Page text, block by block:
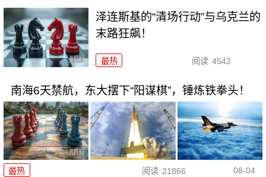
泽连斯基的“清场行动”与乌克兰的
末路狂飙！
最热 阅读 4542
南海6天禁航，东大摆下“阳谋棋”，锤炼铁拳头！
最热 阅读 21866 08-04